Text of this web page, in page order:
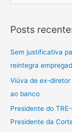
q
u
Posts
Sem justificativa
reintegra
Viúva de ex-
ao banco
Presidente do
Presidente da